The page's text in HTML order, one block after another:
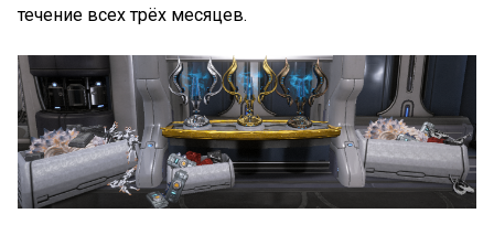
течение всех трёх месяцев.